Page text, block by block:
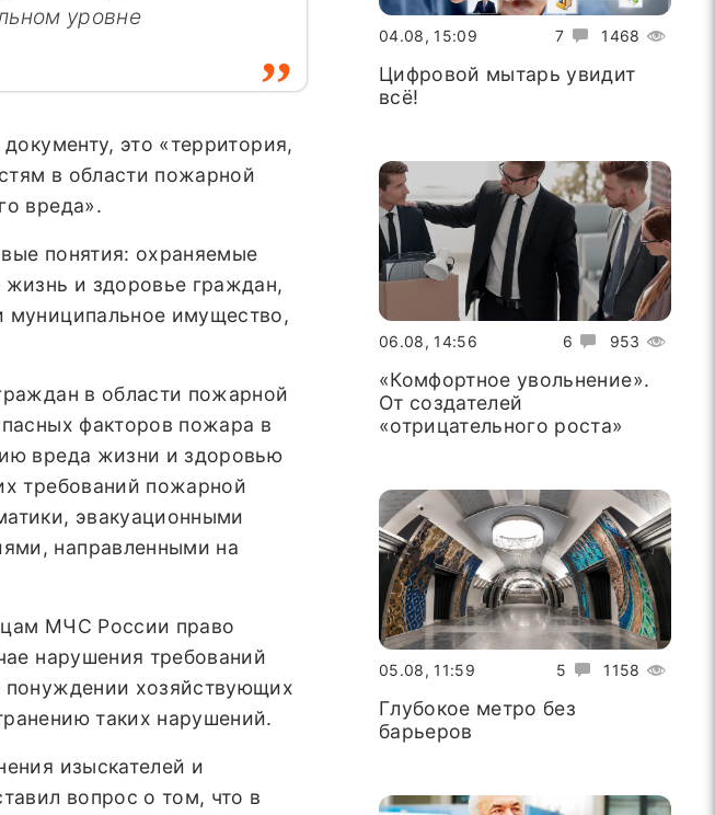
уровне
это «территория,
в области пожарной
вреда».
понятия: охраняемые
жизнь и здоровье граждан,
муниципальное имущество,
в области пожарной
факторов пожара в
вреда жизни и здоровью
требований пожарной
эвакуационными
направленными на
МЧС России право
нарушения требований
понуждении хозяйствующих
таких нарушений.
изыскателей и
вопрос о том, что в
7 1468
04.08, 15:09
Цифровой мытарь увидит
всё!
6 953
06.08, 14:56
«Комфортное увольнение».
От создателей
«отрицательного роста»
5 1158
05.08, 11:59
Глубокое метро без
барьеров